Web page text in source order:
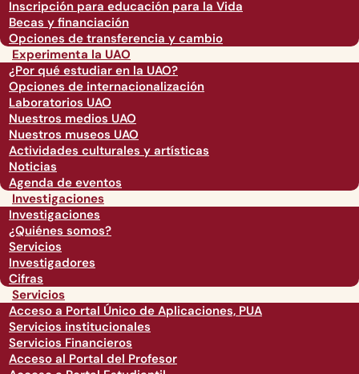
Inscripción para educación para la Vida
Becas y financiación
Opciones de transferencia y cambio
Experimenta la UAO
¿Por qué estudiar en la UAO?
Opciones de internacionalización
Laboratorios UAO
Nuestros medios UAO
Nuestros museos UAO
Actividades culturales y artísticas
Noticias
Agenda de eventos
Investigaciones
Investigaciones
¿Quiénes somos?
Servicios
Investigadores
Cifras
Servicios
Acceso a Portal Único de Aplicaciones, PUA
Servicios institucionales
Servicios Financieros
Acceso al Portal del Profesor